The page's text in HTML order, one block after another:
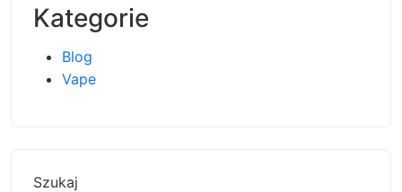
Kategorie
Blog
Vape
Szukaj